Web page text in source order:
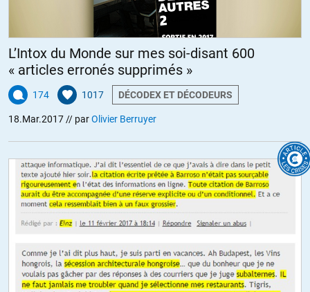
L’Intox du Monde sur mes soi-disant 600
« articles erronés supprimés »
174 1017 DÉCODEX ET DÉCODEURS
18.Mar.2017// parOlivier Berruyer